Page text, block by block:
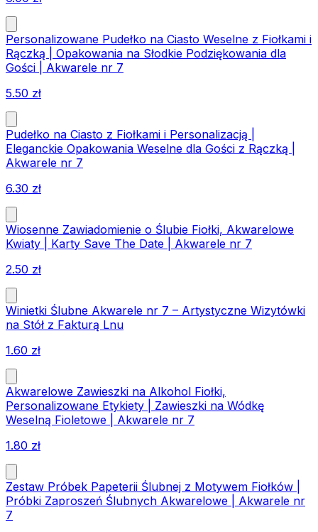
Personalizowane Pudełko na Ciasto Weselne z Fiołkami i
Rączką | Opakowania na Słodkie Podziękowania dla
Gości | Akwarele nr 7
5.50 zł
Pudełko na Ciasto z Fiołkami i Personalizacją |
Eleganckie Opakowania Weselne dla Gości z Rączką |
Akwarele nr 7
6.30 zł
Wiosenne Zawiadomienie o Ślubie Fiołki, Akwarelowe
Kwiaty | Karty Save The Date | Akwarele nr 7
2.50 zł
Winietki Ślubne Akwarele nr 7 – Artystyczne Wizytówki
na Stół z Fakturą Lnu
1.60 zł
Akwarelowe Zawieszki na Alkohol Fiołki,
Personalizowane Etykiety | Zawieszki na Wódkę
Weselną Fioletowe | Akwarele nr 7
1.80 zł
Zestaw Próbek Papeterii Ślubnej z Motywem Fiołków |
Próbki Zaproszeń Ślubnych Akwarelowe | Akwarele nr
7